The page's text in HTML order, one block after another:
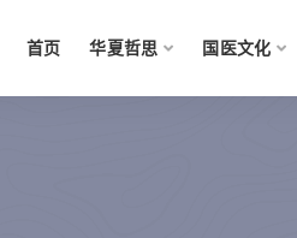
首页 华夏哲思 国医文化